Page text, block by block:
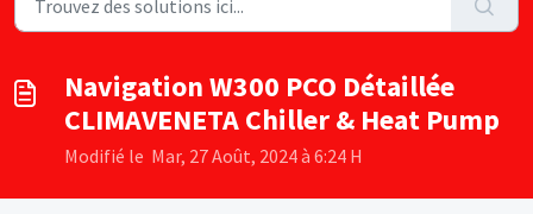
Navigation W300 PCO Détaillée
CLIMAVENETA Chiller & Heat Pump
Modifié le Mar, 27 Août, 2024 à 6:24 H